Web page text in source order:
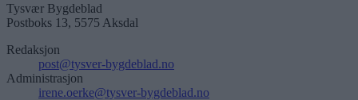
Tysvær Bygdeblad
Postboks 13, 5575 Aksdal
Redaksjon
post@tysver-bygdeblad.no
Administrasjon
irene.oerke@tysver-bygdeblad.no